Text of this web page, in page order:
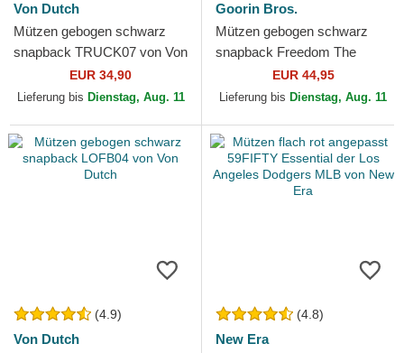
Von Dutch
Mützen gebogen schwarz
snapback TRUCK07 von Von
EUR 34,90
Lieferung bis Dienstag, Aug. 11
Goorin Bros.
Mützen gebogen schwarz
snapback Freedom The
Farm Goorin Bros.
EUR 44,95
Lieferung bis Dienstag, Aug. 11
(4.9)
Von Dutch
(4.8)
New Era